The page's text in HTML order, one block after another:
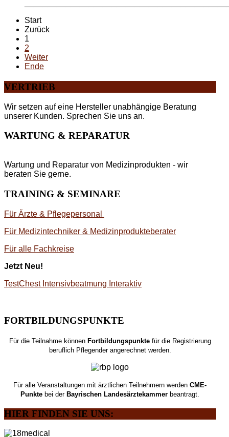
Start
Zurück
1
2
Weiter
Ende
VERTRIEB
Wir setzen auf eine Hersteller unabhängige Beratung
unserer Kunden. Sprechen Sie uns an.
WARTUNG & REPARATUR
Wartung und Reparatur von Medizinprodukten - wir
beraten Sie gerne.
TRAINING & SEMINARE
Für Ärzte & Pflegepersonal
Für Medizintechniker & Medizinprodukteberater
Für alle Fachkreise
Jetzt Neu!
TestChest Intensivbeatmung Interaktiv
FORTBILDUNGSPUNKTE
Für die Teilnahme könnenFortbildungspunktefür die Registrierung
beruflich Pflegender angerechnet werden.
Für alle Veranstaltungen mit ärztlichen Teilnehmern werdenCME-
Punkte bei derBayrischen Landesärztekammer beantragt.
HIER FINDEN SIE UNS: